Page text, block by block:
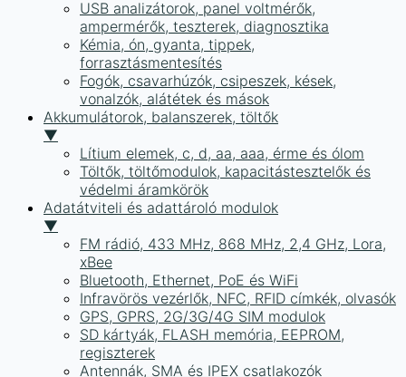
USB analizátorok, panel voltmérők,
ampermérők, teszterek, diagnosztika
Kémia, ón, gyanta, tippek,
forrasztásmentesítés
Fogók, csavarhúzók, csipeszek, kések,
vonalzók, alátétek és mások
Akkumulátorok, balanszerek, töltők
▼
Lítium elemek, c, d, aa, aaa, érme és ólom
Töltők, töltőmodulok, kapacitástesztelők és
védelmi áramkörök
Adatátviteli és adattároló modulok
▼
FM rádió, 433 MHz, 868 MHz, 2,4 GHz, Lora,
xBee
Bluetooth, Ethernet, PoE és WiFi
Infravörös vezérlők, NFC, RFID címkék, olvasók
GPS, GPRS, 2G/3G/4G SIM modulok
SD kártyák, FLASH memória, EEPROM,
regiszterek
Antennák, SMA és IPEX csatlakozók